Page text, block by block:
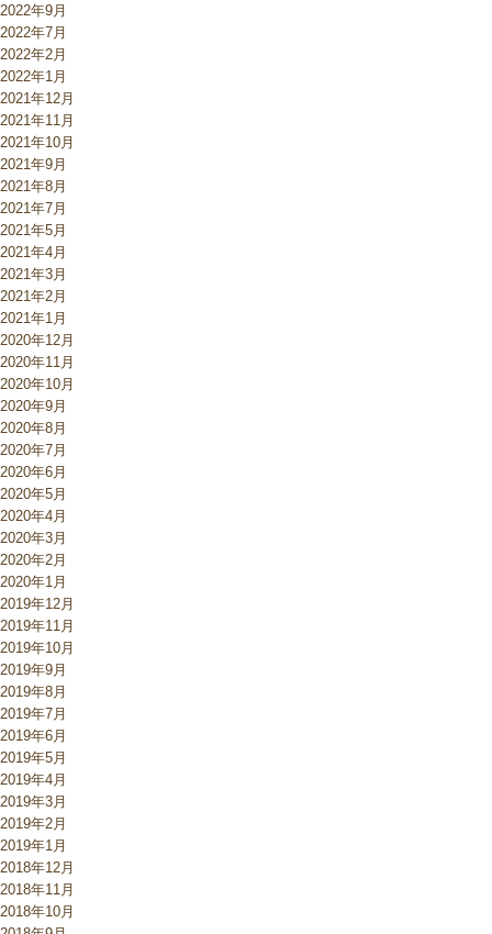
2022年9月
2022年7月
2022年2月
2022年1月
2021年12月
2021年11月
2021年10月
2021年9月
2021年8月
2021年7月
2021年5月
2021年4月
2021年3月
2021年2月
2021年1月
2020年12月
2020年11月
2020年10月
2020年9月
2020年8月
2020年7月
2020年6月
2020年5月
2020年4月
2020年3月
2020年2月
2020年1月
2019年12月
2019年11月
2019年10月
2019年9月
2019年8月
2019年7月
2019年6月
2019年5月
2019年4月
2019年3月
2019年2月
2019年1月
2018年12月
2018年11月
2018年10月